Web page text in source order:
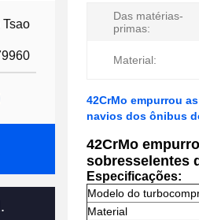
Tsao
Das matérias-
primas:
Material:
42CrMo empurrou
navios dos ônibus
42CrMo
sobresselentes
Especificações:
Modelo do
Material